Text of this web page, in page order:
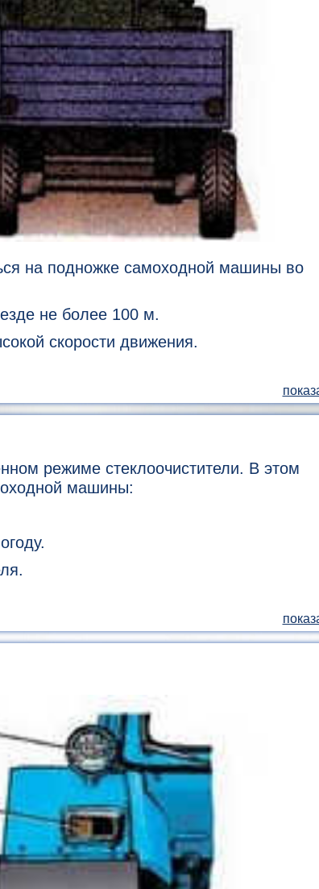
на подножке самоходной машины во
не более 100 м.
скорости движения.
режиме стеклоочистители. В этом
машины: